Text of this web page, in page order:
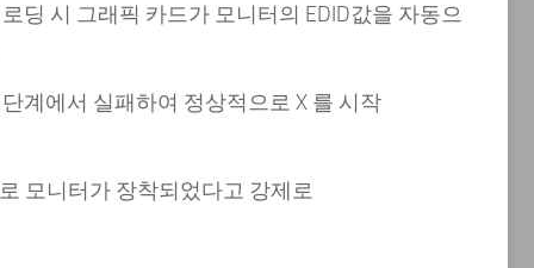
딩 시 그래픽 카드가 모니터의 EDID값을 자동으
계에서 실패하여 정상적으로 X 를 시작
모니터가 장착되었다고 강제로